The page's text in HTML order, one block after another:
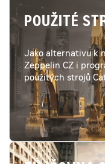
POUŽITÉ
Jako alternativu k
Zeppelin CZ i
použitých strojů